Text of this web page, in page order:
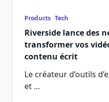
Products Tech
Riverside lance des
transformer vos
contenu écrit
Le créateur d’outils
et ...